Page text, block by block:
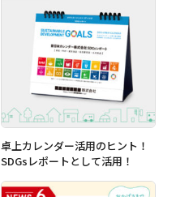
卓上カレンダー活用のヒント！
SDGsレポートとして活用！